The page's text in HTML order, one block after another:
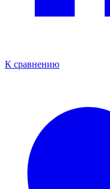
К сравнению